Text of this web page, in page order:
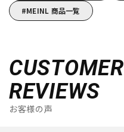
MEINL 商品一覧
CUSTOMER
REVIEWS
お客様の声